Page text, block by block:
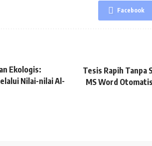
Facebook
Ekologis:
Nilai-nilai Al-
Tesis Rapih Tanpa
MS Word